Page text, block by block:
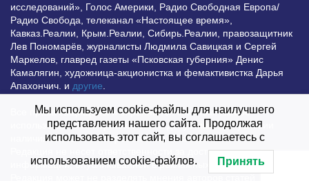
исследований», Голос Америки, Радио Свободная Европа/
Радио Свобода, телеканал «Настоящее время»,
Кавказ.Реалии, Крым.Реалии, Сибирь.Реалии, правозащитник
Лев Пономарёв, журналисты Людмила Савицкая и Сергей
Маркелов, главред газеты «Псковская губерния» Денис
Камалягин, художница-акционистка и фемактивистка Дарья
Апахончич. и другие
Все права защищены и охраняются законом. Любое
использование материалов сайта допустимо при условии
наличия активной гиперссылки на Vesti.UZ.
Редакция не несет ответственности за достоверность
информации, опубликованной в рекламных объявлениях.
Мы используем cookie-файлы для наилучшего
представления нашего сайта. Продолжая
использовать этот сайт, вы соглашаетесь с
использованием cookie-файлов. Принять